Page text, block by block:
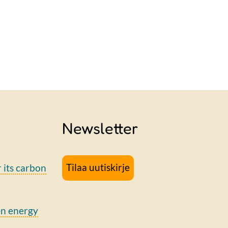
its carbon
energy
Newsletter
Tilaa uutiskirje